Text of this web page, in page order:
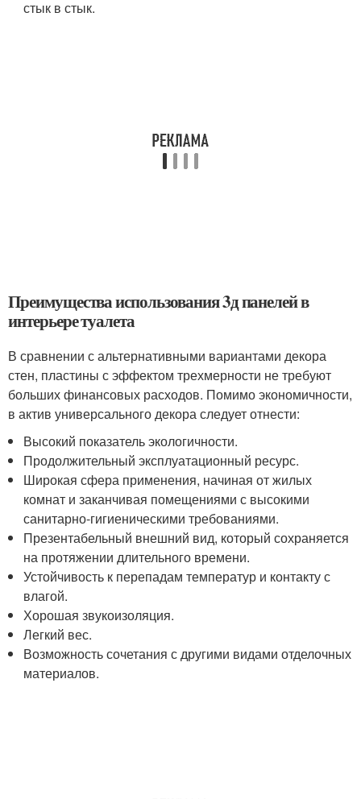
стык в стык.
Преимущества использования 3д панелей в
интерьере туалета
В сравнении с альтернативными вариантами декора
стен, пластины с эффектом трехмерности не требуют
больших финансовых расходов. Помимо экономичности,
в актив универсального декора следует отнести:
Высокий показатель экологичности.
Продолжительный эксплуатационный ресурс.
Широкая сфера применения, начиная от жилых
комнат и заканчивая помещениями с высокими
санитарно-гигиеническими требованиями.
Презентабельный внешний вид, который сохраняется
на протяжении длительного времени.
Устойчивость к перепадам температур и контакту с
влагой.
Хорошая звукоизоляция.
Легкий вес.
Возможность сочетания с другими видами отделочных
материалов.